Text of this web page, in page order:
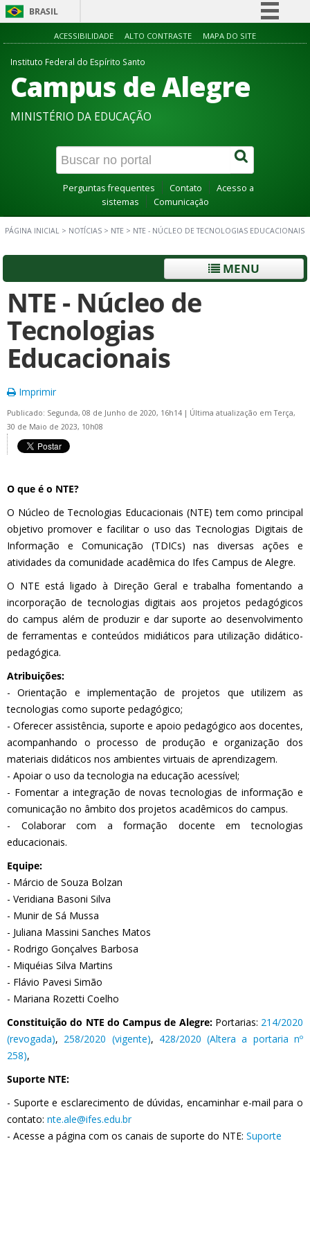
BRASIL
Simplifique!
Acesso à informação
Canais
ACESSIBILIDADE ALTO CONTRASTE MAPA DO SITE
Instituto Federal do Espírito Santo
Campus de Alegre
MINISTÉRIO DA EDUCAÇÃO
Perguntas frequentes Contato
Acesso a
sistemas
Comunicação
PÁGINA INICIAL > NOTÍCIAS > NTE > NTE - NÚCLEO DE TECNOLOGIAS EDUCACIONAIS
MENU
NTE - Núcleo de
Tecnologias
Educacionais
Imprimir
Publicado: Segunda, 08 de Junho de 2020, 16h14 | Última atualização em Terça,
30 de Maio de 2023, 10h08
O que é o NTE?
O Núcleo de Tecnologias Educacionais (NTE) tem como principal
objetivo promover e facilitar o uso das Tecnologias Digitais de
Informação e Comunicação (TDICs) nas diversas ações e
atividades da comunidade acadêmica do Ifes Campus de Alegre.
O NTE está ligado à Direção Geral e trabalha fomentando a
incorporação de tecnologias digitais aos projetos pedagógicos
do campus além de produzir e dar suporte ao desenvolvimento
de ferramentas e conteúdos midiáticos para utilização didático-
pedagógica.
Atribuições:
- Orientação e implementação de projetos que utilizem as
tecnologias como suporte pedagógico;
- Oferecer assistência, suporte e apoio pedagógico aos docentes,
acompanhando o processo de produção e organização dos
materiais didáticos nos ambientes virtuais de aprendizagem.
- Apoiar o uso da tecnologia na educação acessível;
- Fomentar a integração de novas tecnologias de informação e
comunicação no âmbito dos projetos acadêmicos do campus.
- Colaborar com a formação docente em tecnologias
educacionais.
Equipe:
- Márcio de Souza Bolzan
- Veridiana Basoni Silva
- Munir de Sá Mussa
- Juliana Massini Sanches Matos
- Rodrigo Gonçalves Barbosa
- Miquéias Silva Martins
- Flávio Pavesi Simão
- Mariana Rozetti Coelho
Constituição do NTE do Campus de Alegre:Portarias: 214/2020
(revogada), 258/2020 (vigente), 428/2020 (Altera a portaria nº
258),
Suporte NTE:
- Suporte e esclarecimento de dúvidas, encaminhar e-mail para o
contato: nte.ale@ifes.edu.br
- Acesse a página com os canais de suporte do NTE: Suporte